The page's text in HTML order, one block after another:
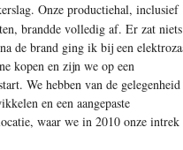
Onze productiehal, inclusief
brandde volledig af. Er zat niets
de brand ging ik bij een
kopen en zijn we op een
We hebben van de gelegenheid
en een aangepaste
waar we in 2010 onze intrek